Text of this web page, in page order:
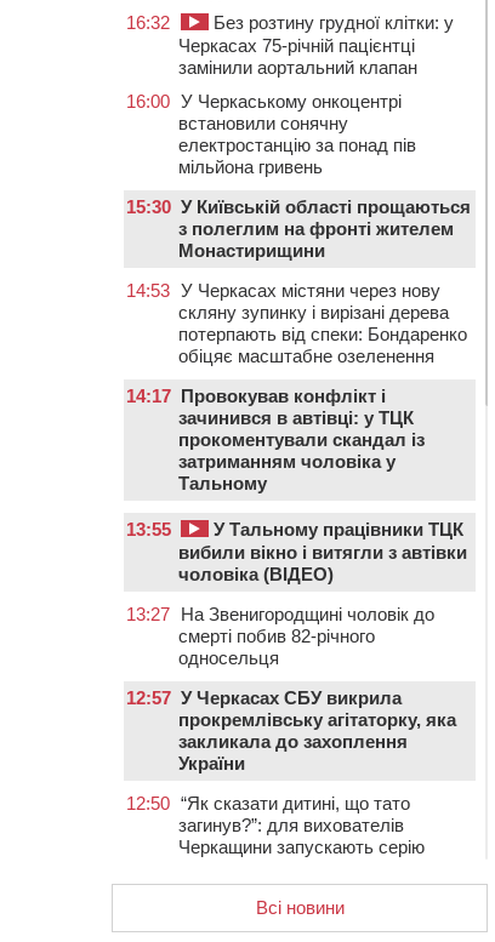
16:32
Без розтину грудної клітки: у
Черкасах 75-річній пацієнтці
замінили аортальний клапан
16:00 У Черкаському онкоцентрі
встановили сонячну
електростанцію за понад пів
мільйона гривень
15:30 У Київській області прощаються
з полеглим на фронті жителем
Монастирищини
14:53 У Черкасах містяни через нову
скляну зупинку і вирізані дерева
потерпають від спеки: Бондаренко
обіцяє масштабне озеленення
14:17 Провокував конфлікт і
зачинився в автівці: у ТЦК
прокоментували скандал із
затриманням чоловіка у
Тальному
13:55
У Тальному працівники ТЦК
вибили вікно і витягли з автівки
чоловіка (ВІДЕО)
13:27 На Звенигородщині чоловік до
смерті побив 82-річного
односельця
12:57 У Черкасах СБУ викрила
прокремлівську агітаторку, яка
закликала до захоплення
України
12:50 “Як сказати дитині, що тато
загинув?”: для вихователів
Черкащини запускають серію
На Золотоніщині вже десяту
добу гасять пожежу торфу
Всі новини